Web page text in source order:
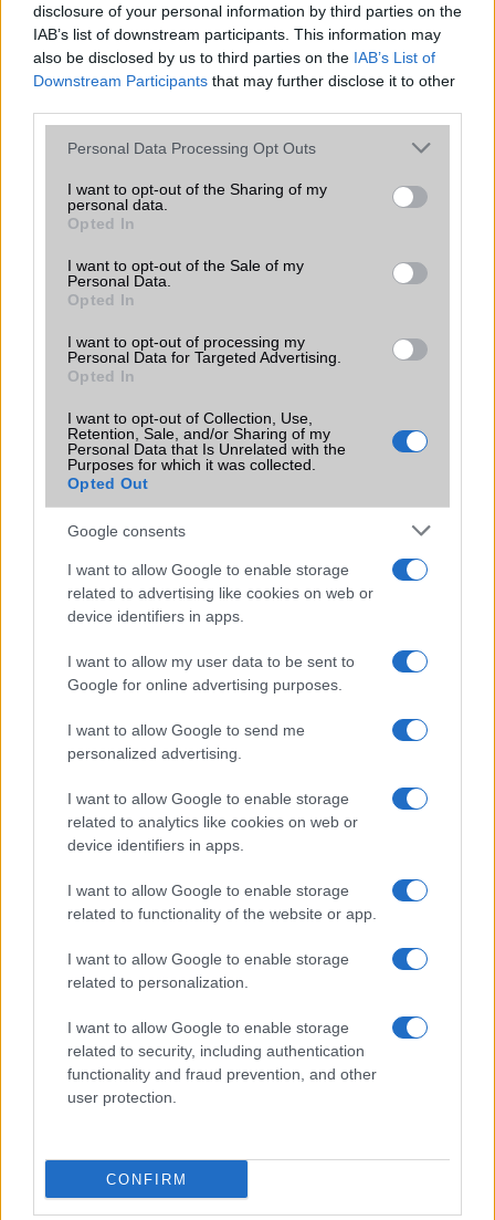
disclosure of your personal information by third parties on the
IAB’s list of downstream participants. This information may
also be disclosed by us to third parties on the IAB’s List of
Downstream Participants that may further disclose it to other
Please note that this website/app uses one or more Google
not limited to your visit or usage behaviour. You may click to
grant or deny consent to Google and its third-party tags to
use your data for below specified purposes in below Google
consent section.
Personal Data Processing Opt Outs
I want to opt-out of the Sharing of my
personal data.
Opted In
I want to opt-out of the Sale of my
Personal Data.
Opted In
I want to opt-out of processing my
Personal Data for Targeted Advertising.
Opted In
I want to opt-out of Collection, Use,
Retention, Sale, and/or Sharing of my
Personal Data that Is Unrelated with the
Purposes for which it was collected.
Opted Out
Google consents
I want to allow Google to enable storage
related to advertising like cookies on web or
device identifiers in apps.
I want to allow my user data to be sent to
Google for online advertising purposes.
I want to allow Google to send me
personalized advertising.
I want to allow Google to enable storage
related to analytics like cookies on web or
device identifiers in apps.
I want to allow Google to enable storage
related to functionality of the website or app.
I want to allow Google to enable storage
related to personalization.
I want to allow Google to enable storage
related to security, including authentication
functionality and fraud prevention, and other
user protection.
CONFIRM
Flash/Ujjlenyomat olvasó Fingerprint sensor
SNS integráció alap szolgáltatás
Organizer alap szolgáltatás
Iránytũ
EGYÉB
Vibra jelzés alap szolgáltatás
SIM típus
SIM-ek száma 2
Flight mode Van
Terület
Funkciók
Brand Nincs
Védelem
Limited Edition Nincs
1,05
N/A = Nincs adat. Legutóbbi frissítés: 2026-07-13 19:00:00
Új és Használt GSM kiemelt ajánlatok
Samsung Galaxy S26
267.000 Ft (új)